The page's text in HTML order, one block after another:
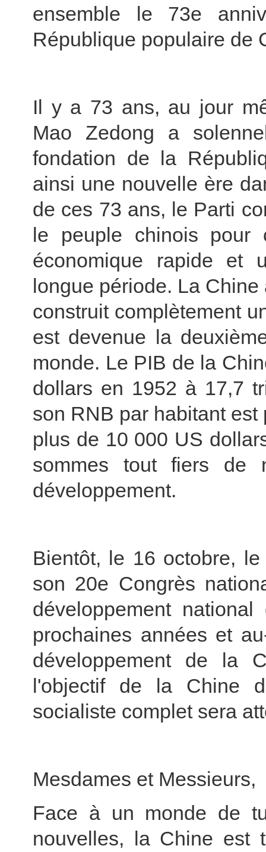
ensemble le 73e
République populaire de
Il y a 73 ans, au jour
Mao Zedong a
fondation de la
ainsi une nouvelle ère
de ces 73 ans, le Parti
le peuple chinois pour
économique rapide et
longue période. La
construit complètement
est devenue la
monde. Le PIB de la
dollars en 1952 à 17,7
son RNB par habitant
plus de 10 000 US
sommes tout fiers de
développement.
Bientôt, le 16 octobre,
son 20e Congrès
développement
prochaines années et
développement de la
l'objectif de la Chine
socialiste complet sera
Mesdames et Messieurs,
Face à un monde de
nouvelles, la Chine est